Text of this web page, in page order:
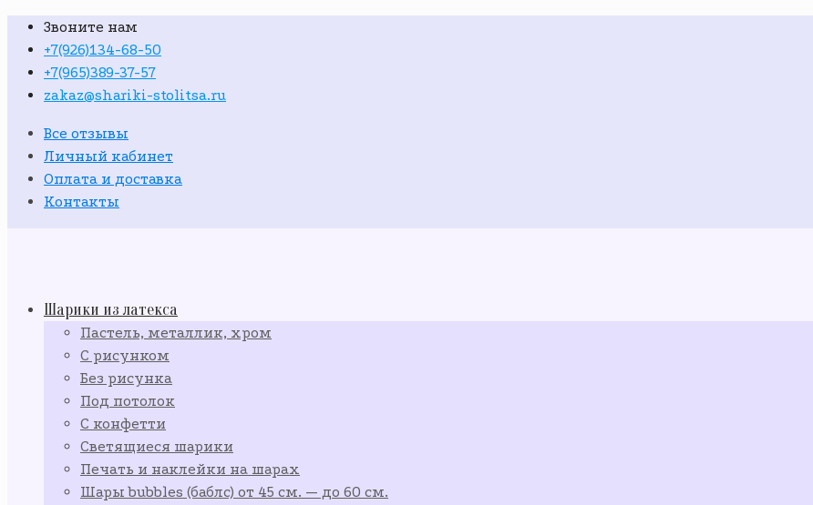
Звоните нам
+7(926)134-68-50
+7(965)389-37-57
zakaz@shariki-stolitsa.ru
Все отзывы
Личный кабинет
Оплата и доставка
Контакты
Шарики из латекса
Пастель, металлик, хром
С рисунком
Без рисунка
Под потолок
С конфетти
Светящиеся шарики
Печать и наклейки на шарах
Шары bubbles (баблс) от 45 см. — до 60 см.